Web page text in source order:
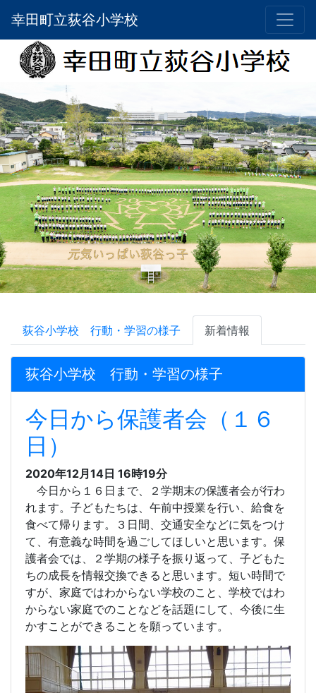
幸田町立荻谷小学校
荻谷小学校 行動・学習の様子 新着情報
荻谷小学校 行動・学習の様子
今日から保護者会（１６
日）
2020年12月14日 16時19分
今日から１６日まで、２学期末の保護者会が行わ
れます。子どもたちは、午前中授業を行い、給食を
食べて帰ります。３日間、交通安全などに気をつけ
て、有意義な時間を過ごしてほしいと思います。保
護者会では、２学期の様子を振り返って、子どもた
ちの成長を情報交換できると思います。短い時間で
すが、家庭ではわからない学校のこと、学校ではわ
からない家庭でのことなどを話題にして、今後に生
かすことができることを願っています。